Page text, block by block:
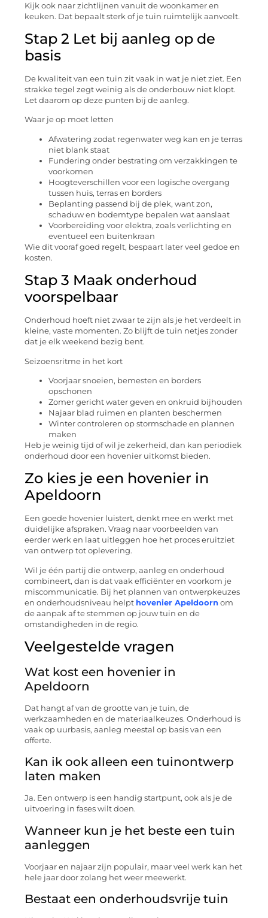
Kijk ook naar zichtlijnen vanuit de woonkamer en
keuken. Dat bepaalt sterk of je tuin ruimtelijk aanvoelt.
Stap 2 Let bij aanleg op de
basis
De kwaliteit van een tuin zit vaak in wat je niet ziet. Een
strakke tegel zegt weinig als de onderbouw niet klopt.
Let daarom op deze punten bij de aanleg.
Waar je op moet letten
Afwatering zodat regenwater weg kan en je terras
niet blank staat
Fundering onder bestrating om verzakkingen te
voorkomen
Hoogteverschillen voor een logische overgang
tussen huis, terras en borders
Beplanting passend bij de plek, want zon,
schaduw en bodemtype bepalen wat aanslaat
Voorbereiding voor elektra, zoals verlichting en
eventueel een buitenkraan
Wie dit vooraf goed regelt, bespaart later veel gedoe en
kosten.
Stap 3 Maak onderhoud
voorspelbaar
Onderhoud hoeft niet zwaar te zijn als je het verdeelt in
kleine, vaste momenten. Zo blijft de tuin netjes zonder
dat je elk weekend bezig bent.
Seizoensritme in het kort
Voorjaar snoeien, bemesten en borders
opschonen
Zomer gericht water geven en onkruid bijhouden
Najaar blad ruimen en planten beschermen
Winter controleren op stormschade en plannen
maken
Heb je weinig tijd of wil je zekerheid, dan kan periodiek
onderhoud door een hovenier uitkomst bieden.
Zo kies je een hovenier in
Apeldoorn
Een goede hovenier luistert, denkt mee en werkt met
duidelijke afspraken. Vraag naar voorbeelden van
eerder werk en laat uitleggen hoe het proces eruitziet
van ontwerp tot oplevering.
Wil je één partij die ontwerp, aanleg en onderhoud
combineert, dan is dat vaak efficiënter en voorkom je
miscommunicatie. Bij het plannen van ontwerpkeuzes
en onderhoudsniveau helpt hovenier Apeldoorn om
de aanpak af te stemmen op jouw tuin en de
omstandigheden in de regio.
Veelgestelde vragen
Wat kost een hovenier in
Apeldoorn
Dat hangt af van de grootte van je tuin, de
werkzaamheden en de materiaalkeuzes. Onderhoud is
vaak op uurbasis, aanleg meestal op basis van een
offerte.
Kan ik ook alleen een tuinontwerp
laten maken
Ja. Een ontwerp is een handig startpunt, ook als je de
uitvoering in fases wilt doen.
Wanneer kun je het beste een tuin
aanleggen
Voorjaar en najaar zijn populair, maar veel werk kan het
hele jaar door zolang het weer meewerkt.
Bestaat een onderhoudsvrije tuin